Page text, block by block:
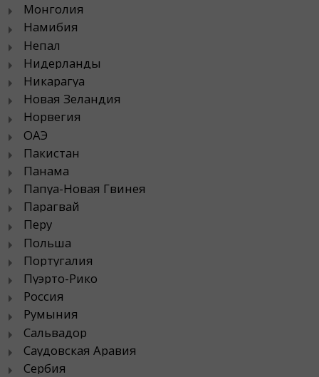
Монголия
Намибия
Непал
Нидерланды
Никарагуа
Новая Зеландия
Норвегия
ОАЭ
Пакистан
Панама
Папуа-Новая Гвинея
Парагвай
Перу
Польша
Португалия
Пуэрто-Рико
Россия
Румыния
Сальвадор
Саудовская Аравия
Сербия